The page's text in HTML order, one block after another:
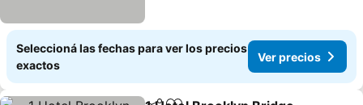
Seleccioná las fechas para ver los precios
exactos
Ver precios